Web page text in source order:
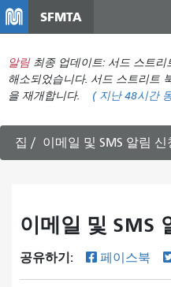
SFMTA
알림 최종 업데이트: 서드 스트
해소되었습니다. 서드 스트리트
을 재개합니다.
( 지난 48시간
집 이메일 및 SMS 알림 신
이메일 및 SMS
공유하기: 페이스북